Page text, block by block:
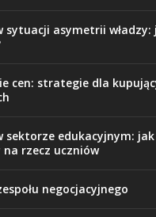
sytuacji asymetrii władzy:
cen: strategie dla
sektorze edukacyjnym:
rzecz uczniów
negocjacyjnego